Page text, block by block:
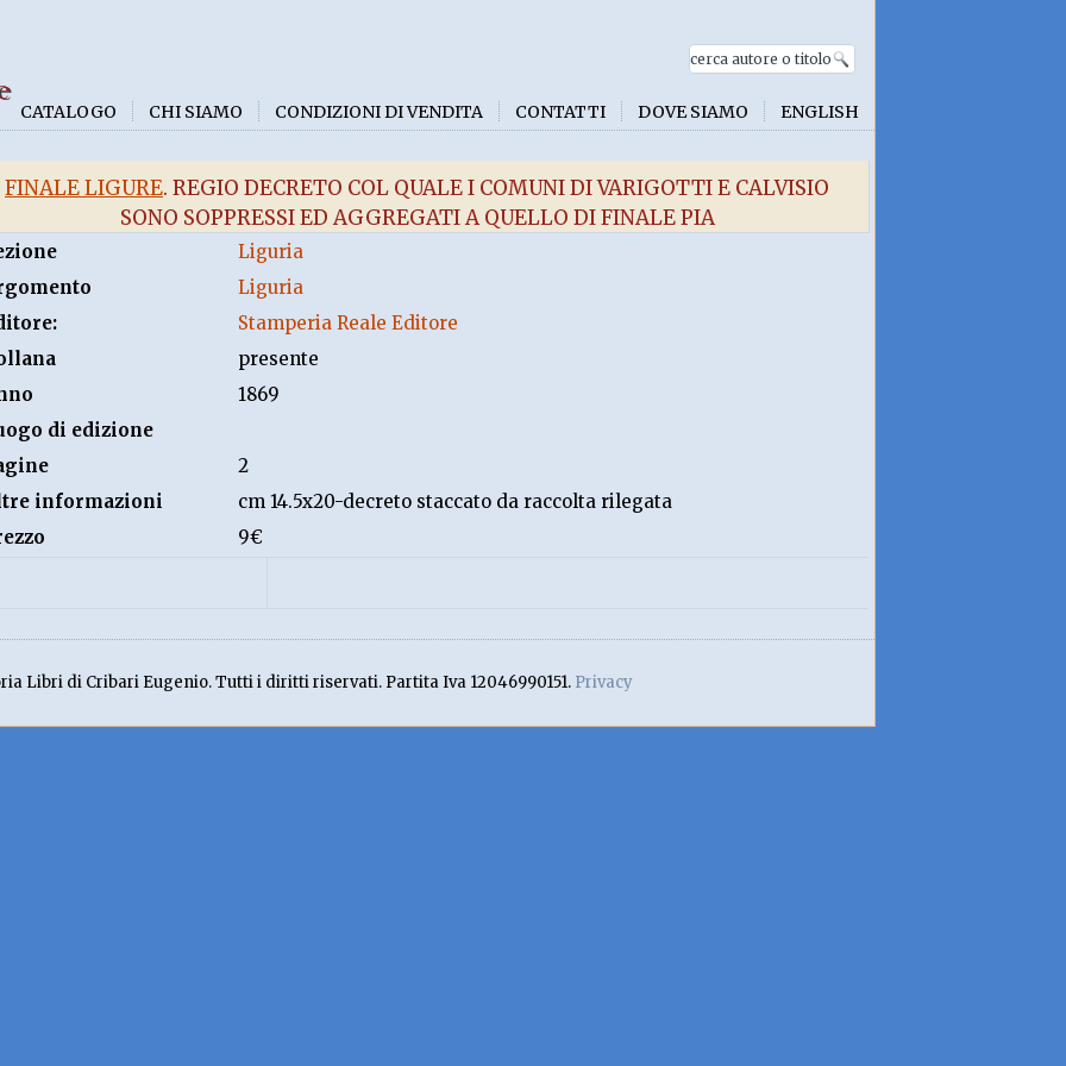
CATALOGO CHI SIAMO CONDIZIONI DI VENDITA CONTATTI DOVE SIAMO ENGLISH
FINALE LIGURE. REGIO DECRETO COL QUALE I COMUNI DI VARIGOTTI E CALVISIO
SONO SOPPRESSI ED AGGREGATI A QUELLO DI FINALE PIA
Liguria
Liguria
Stamperia Reale Editore
presente
1869
di edizione
2
informazioni
cm 14.5x20-decreto staccato da raccolta rilegata
9€
Libri di Cribari Eugenio. Tutti i diritti riservati. Partita Iva 12046990151. Privacy